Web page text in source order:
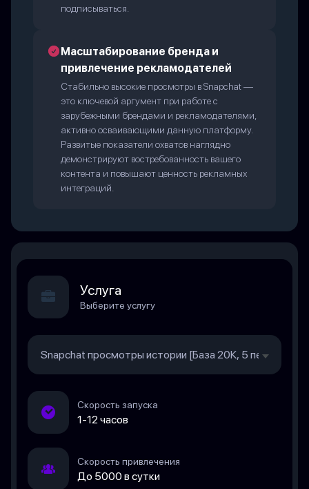
подписываться.
Масштабирование бренда и
привлечение рекламодателей
Стабильно высокие просмотры в Snapchat —
это ключевой аргумент при работе с
зарубежными брендами и рекламодателями,
активно осваивающими данную платформу.
Развитые показатели охватов наглядно
демонстрируют востребованность вашего
контента и повышают ценность рекламных
интеграций.
Услуга
Выберите услугу
Snapchat просмотры истории [База 20К, 5 первых
Скорость запуска
1-12 часов
Скорость привлечения
До 5000 в сутки